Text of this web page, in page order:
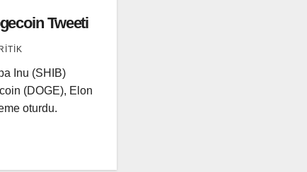
Yeni Dogecoin Tweeti
Inu (SHIB)
(DOGE), Elon
oturdu.